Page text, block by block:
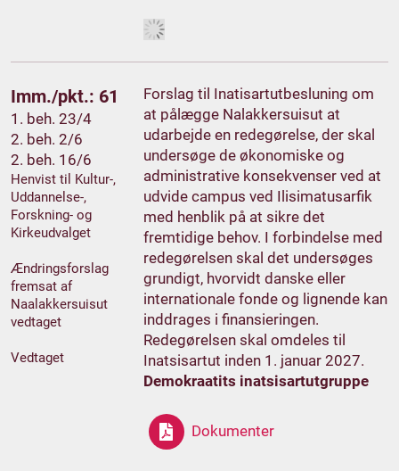
Imm./pkt.: 61
1. beh. 23/4
2. beh. 2/6
2. beh. 16/6
Henvist til Kultur-,
Uddannelse-,
Forskning- og
Kirkeudvalget
Ændringsforslag
fremsat af
Naalakkersuisut
vedtaget
Vedtaget
Forslag til Inatisartutbesluning om
at pålægge Nalakkersuisut at
udarbejde en redegørelse, der skal
undersøge de økonomiske og
administrative konsekvenser ved at
udvide campus ved Ilisimatusarfik
med henblik på at sikre det
fremtidige behov. I forbindelse med
redegørelsen skal det undersøges
grundigt, hvorvidt danske eller
internationale fonde og lignende kan
inddrages i finansieringen.
Redegørelsen skal omdeles til
Inatsisartut inden 1. januar 2027.
Demokraatits inatsisartutgruppe
Dokumenter